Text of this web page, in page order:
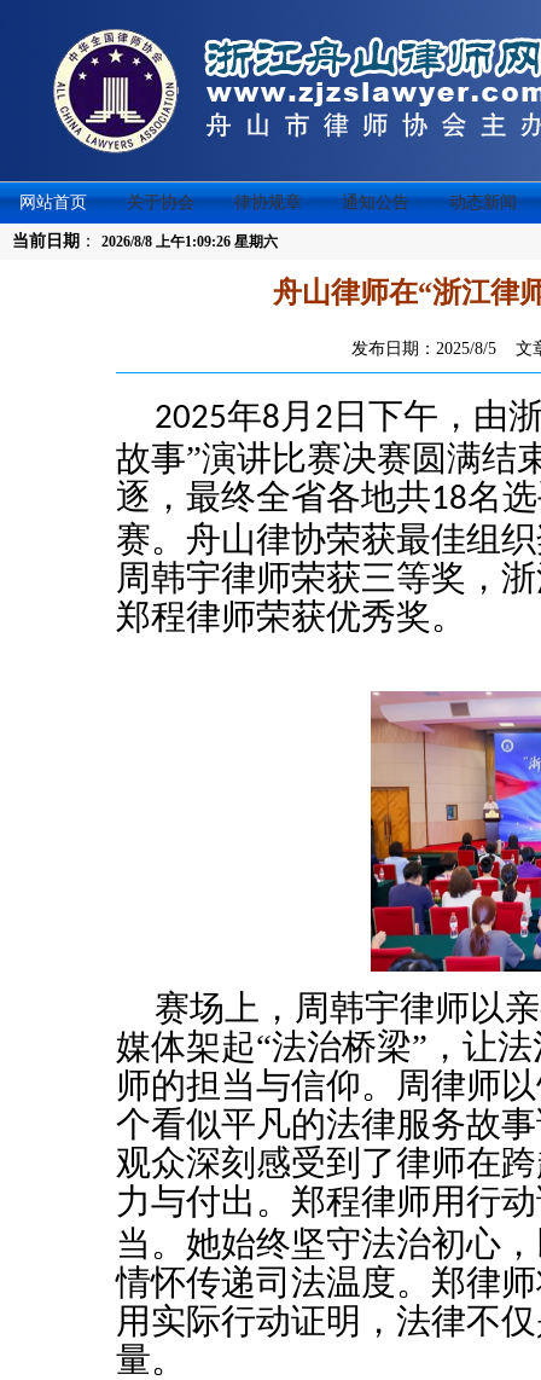
网站首页 关于协会 律协规章 通知公告 动态新闻
当前日期 ： 2026/8/8 上午1:09:26 星期六
舟山律师在“浙江律
发布日期：2025/8/5 文
2025年8 月 2 日下午，由
故事”演讲比赛决赛圆满结
逐，最终全省各地共18名
赛。舟山律协荣获最佳组
周韩宇律师荣获三等奖，
郑程律师荣获优秀奖。
赛场上，周韩宇律师以
媒体架起“法治桥梁”，让
师的担当与信仰。周律师
个看似平凡的法律服务故
观众深刻感受到了律师在
力与付出。 郑程律师用行
当。她始终坚守法治初心
情怀传递司法温度。郑律
用实际行动证明，法律不
量。